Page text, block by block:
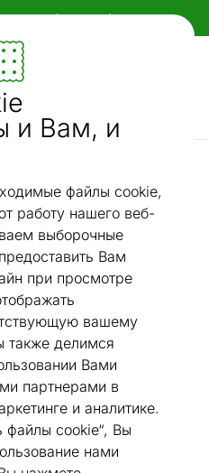
и Вам, и
файлы cookie,
работу нашего веб-
выборочные
Вам
при просмотре
вашему
делимся
Вами
партнерами в
и аналитике.
файлы cookie“, Вы
нами
способы оплаты!
- ON24
Puise white 70x140 см